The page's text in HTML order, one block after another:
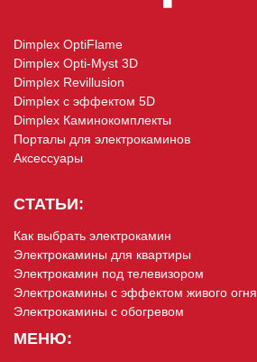
Dimplex OptiFlame
Dimplex Opti-Myst 3D
Dimplex Revillusion
Dimplex с эффектом 5D
Dimplex Каминокомплекты
Порталы для электрокаминов
Аксессуары
СТАТЬИ:
Как выбрать электрокамин
Электрокамины для квартиры
Электрокамин под телевизором
Электрокамины с эффектом живого огня
Электрокамины с обогревом
МЕНЮ: